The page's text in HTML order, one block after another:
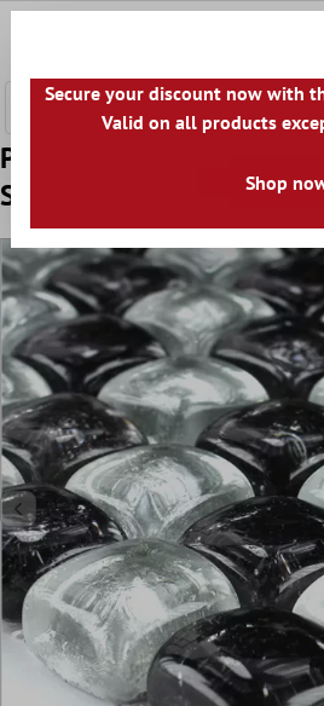
Prøve Mosaik Fliser Glas
Sølv
Secure your discount now with
Valid on all products
Shop